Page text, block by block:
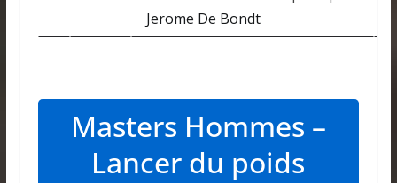
Jerome De Bondt
Masters Hommes –
Lancer du poids